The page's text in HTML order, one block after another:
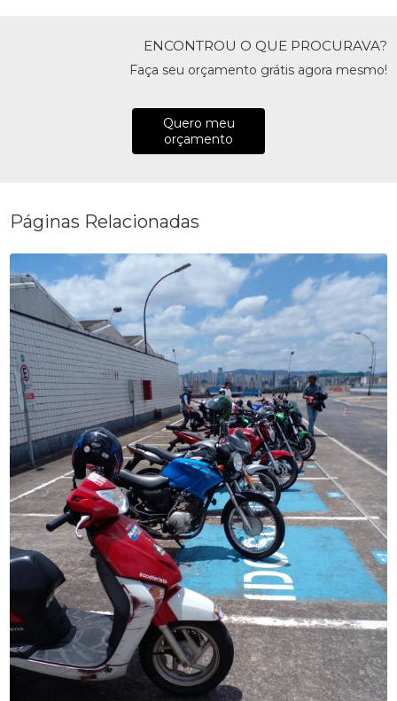
ENCONTROU O QUE PROCURAVA?
Faça seu orçamento grátis agora mesmo!
Quero meu
orçamento
Páginas Relacionadas